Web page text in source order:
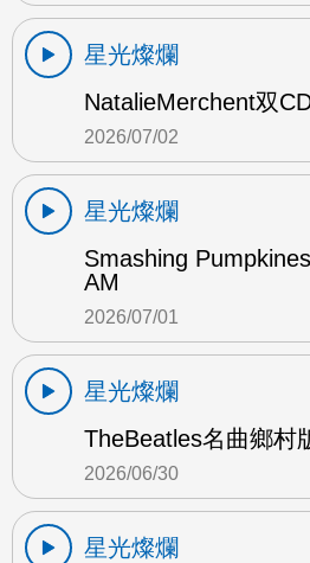
星光燦爛
NatalieMerchent双
2026/07/02
星光燦爛
Smashing
AM
2026/07/01
星光燦爛
TheBeatles名曲鄉村
2026/06/30
星光燦爛